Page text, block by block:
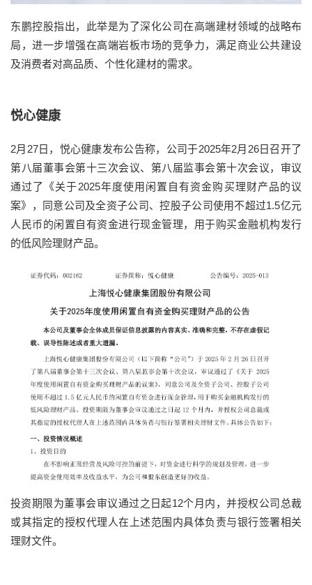
东鹏控股指出，此举是为了深化公司在高端建材领域的战略布
局，进一步增强在高端岩板市场的竞争力，满足商业公共建设
及消费者对高品质、个性化建材的需求。
悦心健康
2月27日，悦心健康发布公告称，公司于2025年2月26日召开了
第八届董事会第十三次会议、第八届监事会第十次会议，审议
通过了《关于2025年度使用闲置自有资金购买理财产品的议
案》，同意公司及全资子公司、控股子公司使用不超过1.5亿元
人民币的闲置自有资金进行现金管理，用于购买金融机构发行
的低风险理财产品。
投资期限为董事会审议通过之日起12个月内，并授权公司总裁
或其指定的授权代理人在上述范围内具体负责与银行签署相关
理财文件。